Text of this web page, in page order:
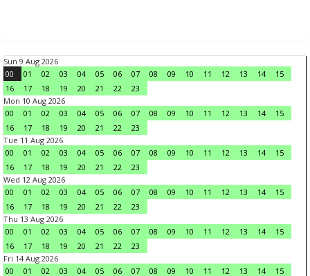
Sun 9 Aug 2026
00
01 02 03 04 05 06 07 08 09 10 11 12 13 14
15
16
17 18 19 20 21 22
23
Mon 10 Aug 2026
00
01 02 03 04 05 06 07 08 09 10 11 12 13 14
15
16
17 18 19 20 21 22
23
Tue 11 Aug 2026
00
01 02 03 04 05 06 07 08 09 10 11 12 13 14
15
16
17 18 19 20 21 22
23
Wed 12 Aug 2026
00
01 02 03 04 05 06 07 08 09 10 11 12 13 14
15
16
17 18 19 20 21 22
23
Thu 13 Aug 2026
00
01 02 03 04 05 06 07 08 09 10 11 12 13 14
15
16
17 18 19 20 21 22
23
Fri 14 Aug 2026
00
01 02 03 04 05 06 07 08 09 10 11 12 13 14
15